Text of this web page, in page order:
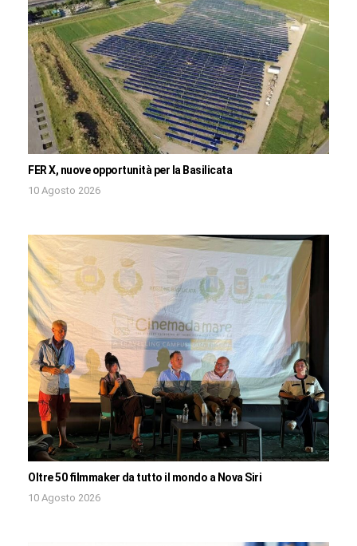
FER X, nuove opportunità per la Basilicata
10 Agosto 2026
Oltre 50 filmmaker da tutto il mondo a Nova Siri
10 Agosto 2026